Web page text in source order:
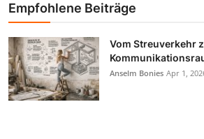
Empfohlene Beiträge
Vom Streuverkehr
Anselm Bonies Apr 1,